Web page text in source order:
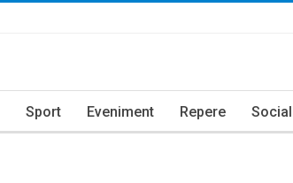
Sport Eveniment Repere Social